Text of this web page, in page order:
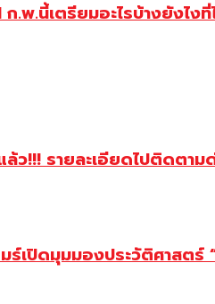
.พ.นี้เตรียมอะไรบ้างยังไงที่
ล้ว!!! รายละเอียดไปติดตาม
ร์เปิดมุมมองประวัติศาสตร์